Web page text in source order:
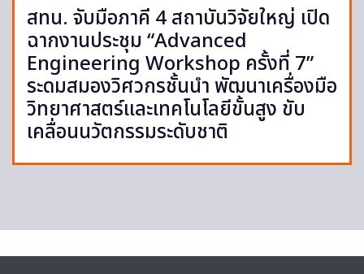
สทน. จับมือภาคี 4 สถาบันวิจัยใหญ่ เปิด
ฉากงานประชุม “Advanced
Engineering Workshop ครั้งที่ 7”
ระดมสมองวิศวกรชั้นนำ พัฒนาเครื่องมือ
วิทยาศาสตร์และเทคโนโลยีขั้นสูง ขับ
เคลื่อนนวัตกรรมระดับชาติ